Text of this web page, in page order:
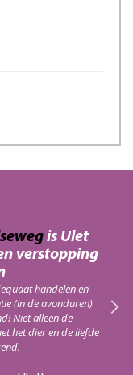
is Ulet
verstopping
handelen en
(in de avonduren)
Niet alleen de
het dier en de liefde